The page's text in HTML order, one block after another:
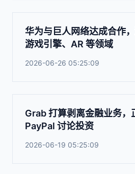
华为与巨人网络达成合作，
游戏引擎、AR 等领域
2026-06-26 05:25:09
Grab 打算剥离金融业务，
PayPal 讨论投资
2026-06-19 05:25:09